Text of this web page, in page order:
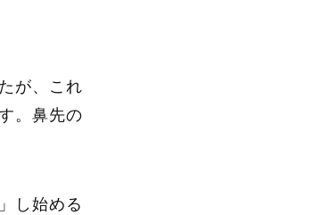
が、これ
。鼻先の
し始める